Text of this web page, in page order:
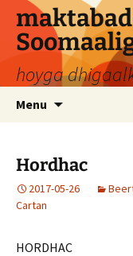
Skip
content
hoyga
Menu
Hordhac
2017-05-26
Cartan
HORDHAC